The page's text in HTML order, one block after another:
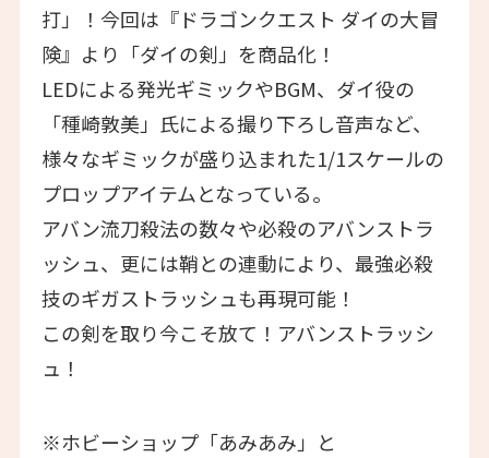
打」！今回は『ドラゴンクエスト ダイの大冒
険』より「ダイの剣」を商品化！
LEDによる発光ギミックやBGM、ダイ役の
「種崎敦美」氏による撮り下ろし音声など、
様々なギミックが盛り込まれた1/1スケールの
プロップアイテムとなっている。
アバン流刀殺法の数々や必殺のアバンストラ
ッシュ、更には鞘との連動により、最強必殺
技のギガストラッシュも再現可能！
この剣を取り今こそ放て！アバンストラッシ
ュ！
※ホビーショップ「あみあみ」と